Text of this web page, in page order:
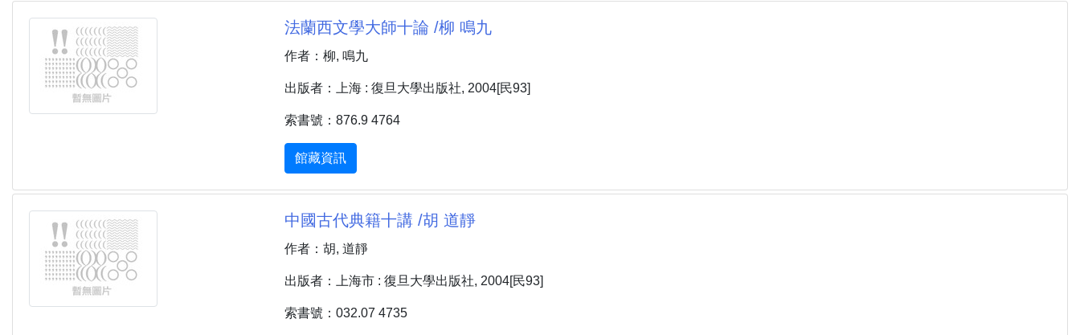
法蘭西文學大師十論 /柳 鳴九
作者：柳, 鳴九
出版者：上海 : 復旦大學出版社, 2004[民93]
索書號：876.9 4764
館藏資訊
中國古代典籍十講 /胡 道靜
作者：胡, 道靜
出版者：上海市 : 復旦大學出版社, 2004[民93]
索書號：032.07 4735